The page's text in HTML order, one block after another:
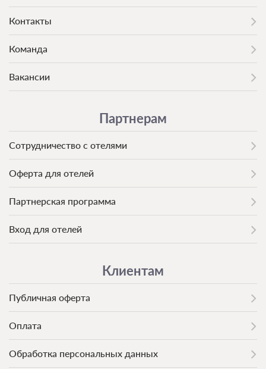
Контакты
Команда
Вакансии
Партнерам
Сотрудничество с отелями
Оферта для отелей
Партнерская программа
Вход для отелей
Клиентам
Публичная оферта
Оплата
Обработка персональных данных